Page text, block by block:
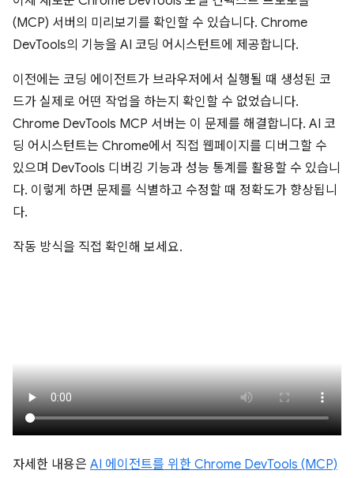
(MCP) 서버의 미리보기를 확인할 수 있습니다. Chrome
DevTools의 기능을 AI 코딩 어시스턴트에 제공합니다.
이전에는 코딩 에이전트가 브라우저에서 실행될 때 생성된 코
드가 실제로 어떤 작업을 하는지 확인할 수 없었습니다.
Chrome DevTools MCP 서버는 이 문제를 해결합니다. AI 코
딩 어시스턴트는 Chrome에서 직접 웹페이지를 디버그할 수
있으며 DevTools 디버깅 기능과 성능 통계를 활용할 수 있습니
다. 이렇게 하면 문제를 식별하고 수정할 때 정확도가 향상됩니
다.
작동 방식을 직접 확인해 보세요.
자세한 내용은 AI 에이전트를 위한 Chrome DevTools (MCP)